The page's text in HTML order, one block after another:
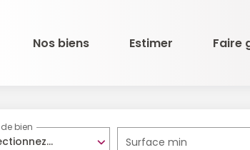
Nos biens Estimer Faire
bien
Surface min